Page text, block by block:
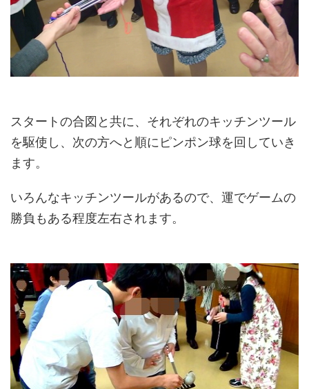
スタートの合図と共に、それぞれのキッチンツール
を駆使し、次の方へと順にピンポン球を回していき
ます。
いろんなキッチンツールがあるので、運でゲームの
勝負もある程度左右されます。